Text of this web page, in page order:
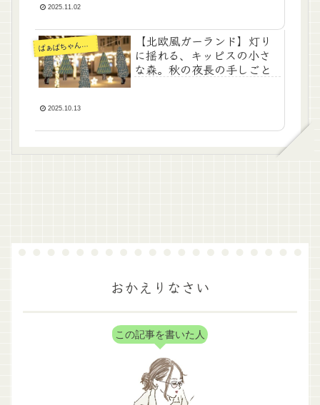
2025.11.02
ばぁばちゃんの手仕事
【北欧風ガーランド】灯り
に揺れる、キッピスの小さ
な森。秋の夜長の手しごと
2025.10.13
おかえりなさい
この記事を書いた人